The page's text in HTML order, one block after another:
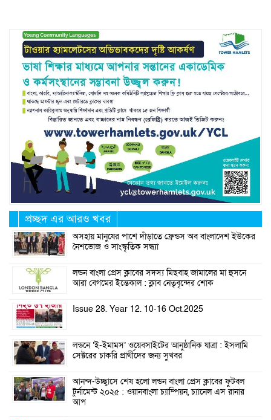
প্রচ্ছদ এর আরও খবর
অসহায় মানুষের পাশে দাঁড়াতে ফ্রেন্ডস অব বাংলাদেশ ইউকের
নৈশভোজ ও সাংস্কৃতিক সন্ধ্যা
লন্ডন বাংলা প্রেস ক্লাবের সদস্য মিছবাহ জামালের মা হুসনে
আরা বেগমের ইন্তেকাল : ক্লাব নেতৃবৃন্দের শোক
Issue 28. Year 12. 10-16 Oct.2025
লন্ডনে ‘ই-ইমামস’ ওয়েবসাইটের আনুষ্ঠানিক যাত্রা : ইসলামি
সেক্টরের চাকরি প্রার্থীদের জন্য সুখবর
আনন্দ-উচ্ছ্বাসে শেষ হলো লন্ডন বাংলা প্রেস ক্লাবের ফুটবল
টুর্নামেন্ট ২০২৫ : ওয়ানবাংলা চ্যাম্পিয়ন, চ্যানেল এস রানার
আপ